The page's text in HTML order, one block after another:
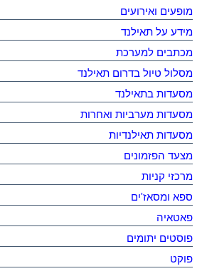
מופעים ואירועים
מידע על תאילנד
מכתבים למערכת
מסלול טיול בדרום תאילנד
מסעדות בתאילנד
מסעדות מערביות ואחרות
מסעדות תאילנדיות
מצעד הפזמונים
מרכזי קניות
ספא ומסאז'ים
פאטאיה
פוסטים יתומים
פוקט